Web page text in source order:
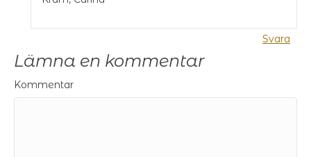
Svara
Lämna en kommentar
Kommentar